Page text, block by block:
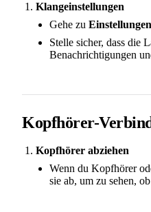
Klangeinstellungen
Gehe zu
Stelle sicher, dass die
Benachrichtigungen
Kopfhörer-
Kopfhörer abziehen
Wenn du Kopfhörer
sie ab, um zu sehen,